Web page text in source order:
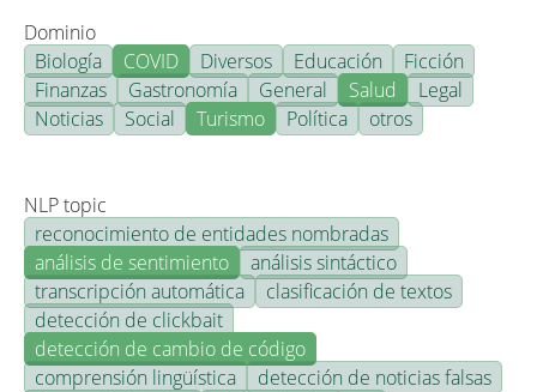
Dominio
Biología
COVID Diversos Educación
Ficción
Finanzas
Gastronomía General Salud
Legal
Noticias
Social Turismo Política otros
NLP topic
reconocimiento de entidades nombradas
análisis de sentimiento
análisis sintáctico
transcripción automática
clasificación de textos
detección de clickbait
detección de cambio de código
comprensión lingüística
detección de noticias falsas